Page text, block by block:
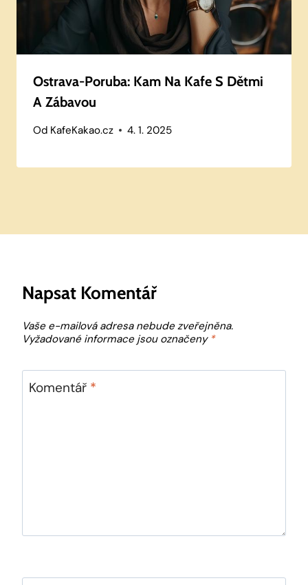
Ostrava-Poruba: Kam Na Kafe S Dětmi
A Zábavou
Od KafeKakao.cz 4. 1. 2025
Napsat Komentář
Vaše e-mailová adresa nebude zveřejněna.
Vyžadované informace jsou označeny *
Komentář *